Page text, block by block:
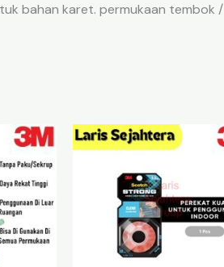
bahan karet. permukaan tembok /